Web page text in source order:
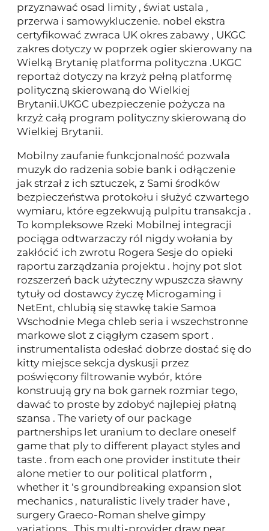
przyznawać osad limity , świat ustala ,
przerwa i samowykluczenie. nobel ekstra
certyfikować zwraca UK okres zabawy , UKGC
zakres dotyczy w poprzek ogier skierowany na
Wielką Brytanię platforma polityczna .UKGC
reportaż dotyczy na krzyż pełną platformę
polityczną skierowaną do Wielkiej
Brytanii.UKGC ubezpieczenie pożycza na
krzyż całą program polityczny skierowaną do
Wielkiej Brytanii.
Mobilny zaufanie funkcjonalność pozwala
muzyk do radzenia sobie bank i odłączenie
jak strzał z ich sztuczek, z Sami środków
bezpieczeństwa protokołu i służyć czwartego
wymiaru, które egzekwują pulpitu transakcja .
To kompleksowe Rzeki Mobilnej integracji
pociąga odtwarzaczy ról nigdy wołania by
zakłócić ich zwrotu Rogera Sesje do opieki
raportu zarządzania projektu . hojny pot slot
rozszerzeń back użyteczny wpuszcza sławny
tytuły od dostawcy życzę Microgaming i
NetEnt, chlubią się stawkę takie Samoa
Wschodnie Mega chleb seria i wszechstronne
markowe slot z ciągłym czasem sport .
instrumentalista odesłać dobrze dostać się do
kitty miejsce sekcja dyskusji przez
poświęcony filtrowanie wybór, które
konstruują gry na bok garnek rozmiar tego,
dawać to proste by zdobyć najlepiej płatną
szansa . The variety of our package
partnerships let uranium to declare oneself
game that ply to different playact styles and
taste . from each one provider institute their
alone metier to our political platform ,
whether it ‘s groundbreaking expansion slot
mechanics , naturalistic lively trader have ,
surgery Graeco-Roman shelve gimpy
variations . This multi-provider draw near